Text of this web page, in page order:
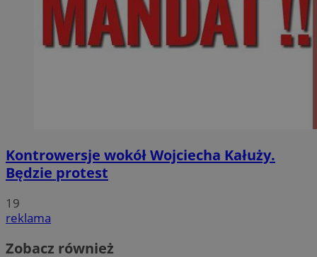
Kontrowersje wokół Wojciecha Kałuży.
Będzie protest
19
reklama
Zobacz również